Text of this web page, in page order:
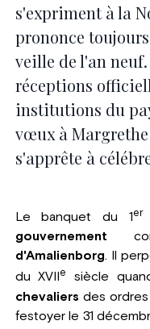
s'expriment à la
prononce
veille de l'an
réceptions
institutions du
vœux à
s'apprête à
Le banquet du 1 er
gouvernement
d'Amalienborg. Il
du XVII
e siècle
chevaliers des
festoyer le 31